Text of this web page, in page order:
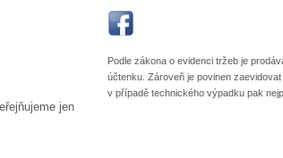
jen
Podle zákona o evidenci tržeb je
účtenku. Zároveň je povinen
v případě technického výpadku pak